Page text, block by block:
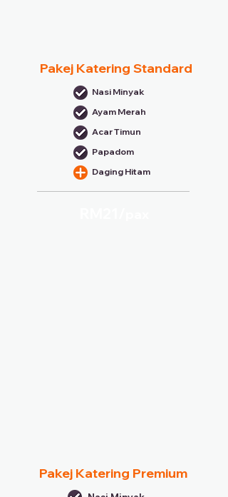
Pakej Katering Standard
Nasi Minyak
Ayam Merah
Acar Timun
Papadom
Daging Hitam
Pakej Katering Premium